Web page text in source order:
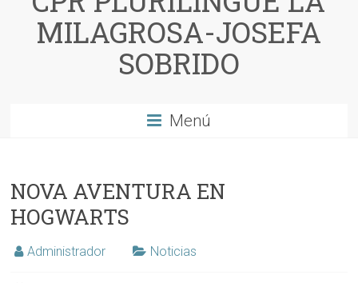
MILAGROSA-JOSEFA
SOBRIDO
Menú
NOVA AVENTURA EN
HOGWARTS
Administrador Noticias